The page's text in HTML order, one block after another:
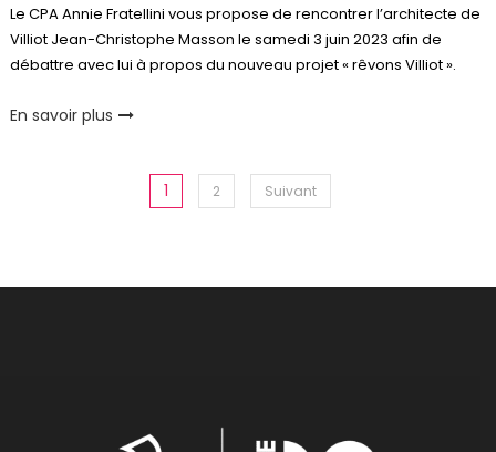
Le CPA Annie Fratellini vous propose de rencontrer l’architecte de
Villiot Jean-Christophe Masson le samedi 3 juin 2023 afin de
débattre avec lui à propos du nouveau projet « rêvons Villiot ».
En savoir plus
1 2 Suivant